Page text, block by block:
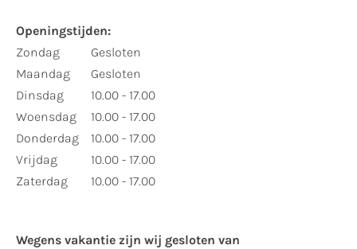
Openingstijden:
Zondag
Maandag
Dinsdag
Woensdag
Donderdag
Vrijdag
Zaterdag
Gesloten
Gesloten
10.00 - 17.00
10.00 - 17.00
10.00 - 17.00
10.00 - 17.00
10.00 - 17.00
Wegens vakantie zijn wij gesloten van ​